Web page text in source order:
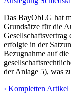
Das BayObLG hat
Grundsätze für die
erfolgte in der
Bezugnahme auf
der Anlage 5), was
› Kompletten Artikel